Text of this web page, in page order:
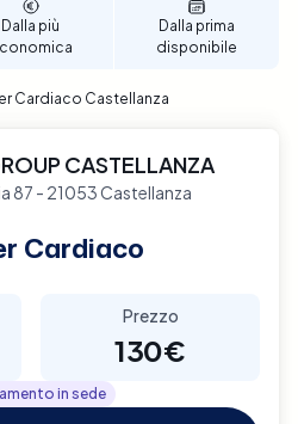
e di qualità.
Dalla più
Dalla prima
disponibile
Cardiaco Castellanza
CASTELLANZA
87 - 21053 Castellanza
Cardiaco
Prezzo
130€
in sede